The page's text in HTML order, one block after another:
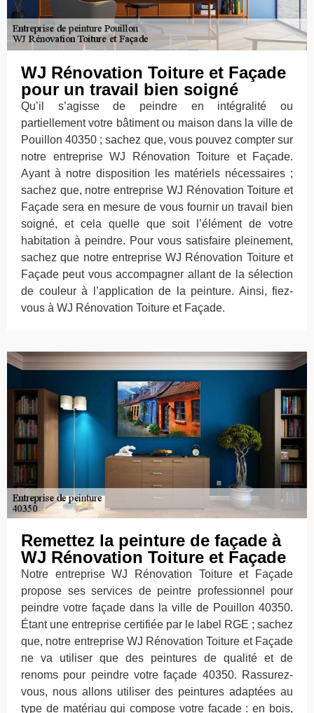
WJ Rénovation Toiture et Façade
pour un travail bien soigné
Qu’il s’agisse de peindre en intégralité ou
partiellement votre bâtiment ou maison dans la ville de
Pouillon 40350 ; sachez que, vous pouvez compter sur
notre entreprise WJ Rénovation Toiture et Façade.
Ayant à notre disposition les matériels nécessaires ;
sachez que, notre entreprise WJ Rénovation Toiture et
Façade sera en mesure de vous fournir un travail bien
soigné, et cela quelle que soit l’élément de votre
habitation à peindre. Pour vous satisfaire pleinement,
sachez que notre entreprise WJ Rénovation Toiture et
Façade peut vous accompagner allant de la sélection
de couleur à l’application de la peinture. Ainsi, fiez-
vous à WJ Rénovation Toiture et Façade.
Remettez la peinture de façade à
WJ Rénovation Toiture et Façade
Notre entreprise WJ Rénovation Toiture et Façade
propose ses services de peintre professionnel pour
peindre votre façade dans la ville de Pouillon 40350.
Étant une entreprise certifiée par le label RGE ; sachez
que, notre entreprise WJ Rénovation Toiture et Façade
ne va utiliser que des peintures de qualité et de
renoms pour peindre votre façade 40350. Rassurez-
vous, nous allons utiliser des peintures adaptées au
type de matériau qui compose votre façade : en bois,